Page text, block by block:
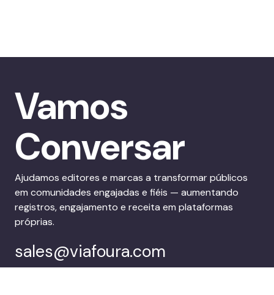
Vamos
Conversar
Ajudamos editores e marcas a transformar públicos
em comunidades engajadas e fiéis — aumentando
registros, engajamento e receita em plataformas
próprias.
sales@viafoura.com